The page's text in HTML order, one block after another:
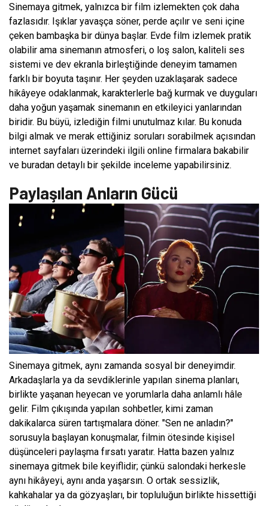
Sinemaya gitmek, yalnızca bir film izlemekten çok daha
fazlasıdır. Işıklar yavaşça söner, perde açılır ve seni içine
çeken bambaşka bir dünya başlar. Evde film izlemek pratik
olabilir ama sinemanın atmosferi, o loş salon, kaliteli ses
sistemi ve dev ekranla birleştiğinde deneyim tamamen
farklı bir boyuta taşınır. Her şeyden uzaklaşarak sadece
hikâyeye odaklanmak, karakterlerle bağ kurmak ve duyguları
daha yoğun yaşamak sinemanın en etkileyici yanlarından
biridir. Bu büyü, izlediğin filmi unutulmaz kılar. Bu konuda
bilgi almak ve merak ettiğiniz soruları sorabilmek açısından
internet sayfaları üzerindeki ilgili online firmalara bakabilir
ve buradan detaylı bir şekilde inceleme yapabilirsiniz.
Paylaşılan Anların Gücü
Sinemaya gitmek, aynı zamanda sosyal bir deneyimdir.
Arkadaşlarla ya da sevdiklerinle yapılan sinema planları,
birlikte yaşanan heyecan ve yorumlarla daha anlamlı hâle
gelir. Film çıkışında yapılan sohbetler, kimi zaman
dakikalarca süren tartışmalara döner. "Sen ne anladın?"
sorusuyla başlayan konuşmalar, filmin ötesinde kişisel
düşünceleri paylaşma fırsatı yaratır. Hatta bazen yalnız
sinemaya gitmek bile keyiflidir; çünkü salondaki herkesle
aynı hikâyeyi, aynı anda yaşarsın. O ortak sessizlik,
kahkahalar ya da gözyaşları, bir topluluğun birlikte hissettiği